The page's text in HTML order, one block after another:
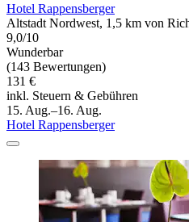
Hotel Rappensberger
Altstadt Nordwest, 1,5 km von
9,0/10
Wunderbar
(143 Bewertungen)
131 €
inkl. Steuern & Gebühren
15. Aug.–16. Aug.
Hotel Rappensberger